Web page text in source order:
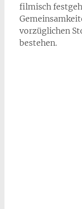
filmisch
vorzüglichen
bestehen.